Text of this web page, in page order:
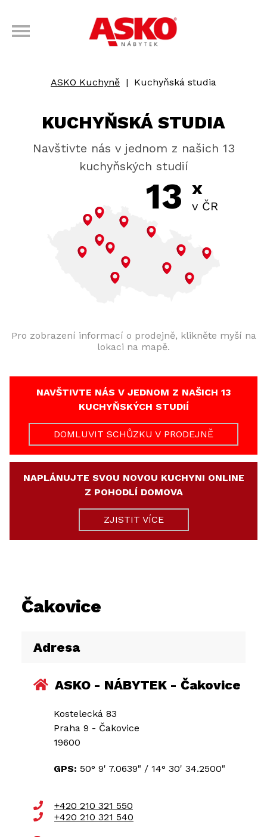
ASKO Kuchyně | Kuchyňská studia
KUCHYŇSKÁ STUDIA
Navštivte nás v jednom z našich 13
kuchyňských studií
13 x
v ČR
Pro zobrazení informací o prodejně, klikněte myší na
lokaci na mapě.
NAVŠTIVTE NÁS V JEDNOM Z NAŠICH 13
KUCHYŇSKÝCH STUDIÍ
DOMLUVIT SCHŮZKU V PRODEJNĚ
NAPLÁNUJTE SVOU NOVOU KUCHYNI ONLINE
Z POHODLÍ DOMOVA
ZJISTIT VÍCE
Čakovice
Adresa
ASKO - NÁBYTEK - Čakovice
Kostelecká 83
Praha 9 - Čakovice
19600
GPS: 50° 9' 7.0639" / 14° 30' 34.2500"
+420 210 321 550
+420 210 321 540